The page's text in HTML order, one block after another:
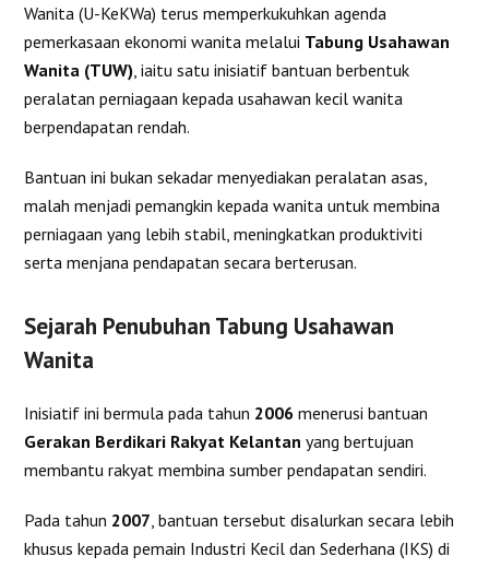
Wanita (U-KeKWa) terus memperkukuhkan agenda
pemerkasaan ekonomi wanita melalui Tabung Usahawan
Wanita (TUW) , iaitu satu inisiatif bantuan berbentuk
peralatan perniagaan kepada usahawan kecil wanita
berpendapatan rendah.
Bantuan ini bukan sekadar menyediakan peralatan asas,
malah menjadi pemangkin kepada wanita untuk membina
perniagaan yang lebih stabil, meningkatkan produktiviti
serta menjana pendapatan secara berterusan.
Sejarah Penubuhan Tabung Usahawan
Wanita
Inisiatif ini bermula pada tahun 2006 menerusi bantuan
Gerakan Berdikari Rakyat Kelantan yang bertujuan
membantu rakyat membina sumber pendapatan sendiri.
Pada tahun 2007 , bantuan tersebut disalurkan secara lebih
khusus kepada pemain Industri Kecil dan Sederhana (IKS) di